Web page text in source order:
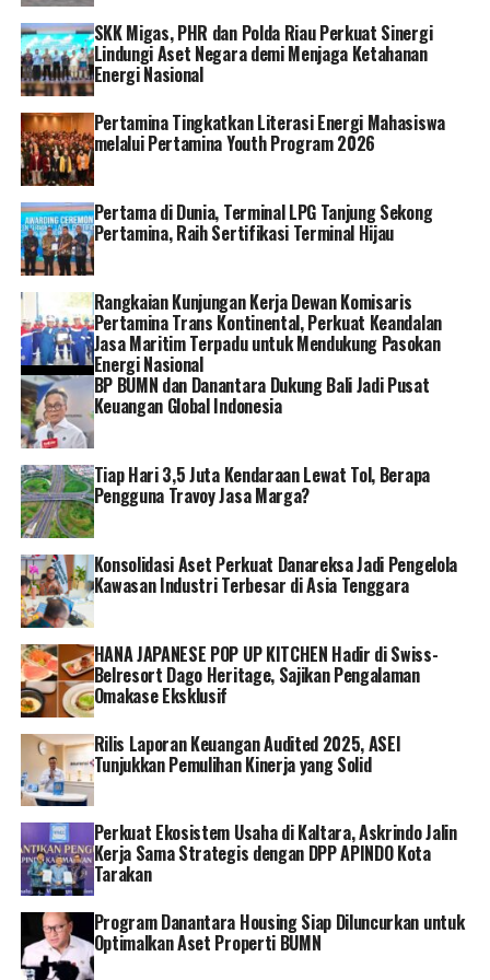
lebihnya sekitar Rp 303,7 triliun, artinya ada
peningkatan yang sangat signifikan sebesar Rp 179
triliun,” sebutnya.
Total laba konsolidasi BUMN tersebut sudah termasuk
laba nontunai Garuda Indonesia yang mencapai Rp 55,7
Pada kesempatan yang sama, kinerja BUMN secara
konsolidasi juga terindikasi dari peningkatan aset dari
Rp 8.978 triliun pada 2021 menjadi Rp 9.867 triliun.
Sementara, Ekuitas BUMN secara keseluruhan mencapai
dari Rp 2.778 triliun pada 2021 menjadi Rp 3.150 triliun
pada 2022.
Hasilnya dari bisnis pelat merah juga tumbuh positif,
antara lain karena terlihat dari kinerja BUMN secara
pendapatan yang mencapai Rp 2.613 triliun pada 2022
dari sebelumnya yang sebesar Rp 2.292 triliun pada
tahun sebelumnya. []
RELATED TOPICS:
SKK Migas, PHR dan Polda Riau Perkuat Sinergi
Lindungi Aset Negara demi Menjaga Ketahanan
Energi Nasional
Pertamina Tingkatkan Literasi Energi Mahasiswa
melalui Pertamina Youth Program 2026
Pertama di Dunia, Terminal LPG Tanjung Sekong
Pertamina, Raih Sertifikasi Terminal Hijau
Rangkaian Kunjungan Kerja Dewan Komisaris
Pertamina Trans Kontinental, Perkuat Keandalan
Jasa Maritim Terpadu untuk Mendukung Pasokan
Energi Nasional
BP BUMN dan Danantara Dukung Bali Jadi Pusat
Keuangan Global Indonesia
Tiap Hari 3,5 Juta Kendaraan Lewat Tol, Berapa
Pengguna Travoy Jasa Marga?
Konsolidasi Aset Perkuat Danareksa Jadi Pengelola
Kawasan Industri Terbesar di Asia Tenggara
HANA JAPANESE POP UP KITCHEN Hadir di Swiss-
Belresort Dago Heritage, Sajikan Pengalaman
Omakase Eksklusif
Rilis Laporan Keuangan Audited 2025, ASEI
Tunjukkan Pemulihan Kinerja yang Solid
Perkuat Ekosistem Usaha di Kaltara, Askrindo Jalin
Kerja Sama Strategis dengan DPP APINDO Kota
Tarakan
Program Danantara Housing Siap Diluncurkan untuk
Optimalkan Aset Properti BUMN